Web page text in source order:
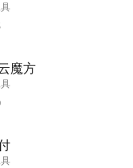
魔方